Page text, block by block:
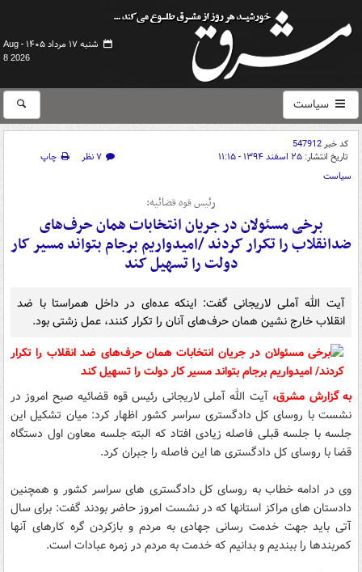
شنبه ۱۷ مرداد ۱۴۰۵ -
Aug
8 2026
سیاست
کد خبر547912
تاریخ انتشار: ۲۵ اسفند ۱۳۹۴ - ۱۱:۱۵ ۷ نظر
چاپ
سیاست
رئیس قوه قضائیه:
برخی مسئولان در جریان انتخابات همان حرف‌‌های
ضدانقلاب را تکرار کردند /امیدواریم برجام بتواند مسیر کار
دولت را تسهیل کند
آیت الله آملی لاریجانی گفت: اینکه عده‌ای در داخل همراستا با ضد
انقلاب خارج نشین همان حرف‌های آنان را تکرار کنند، عمل زشتی بود.
به گزارش مشرق، آیت الله آملی لاریجانی رئیس قوه قضائیه صبح امروز در
نشست با روسای کل دادگستری سراسر کشور اظهار کرد: میان تشکیل این
جلسه با جلسه قبلی فاصله زیادی افتاد که البته جلسه معاون اول دستگاه
قضا با روسای کل دادگستری ها این فاصله را جبران کرد.
وی در ادامه خطاب به روسای کل دادگستری های سراسر کشور و همچنین
دادستان های مراکز استانها که در نشست امروز حاضر بودند گفت: برای سال
آتی باید جهت خدمت رسانی جهادی به مردم و بازکردن گره کارهای آنها
کمربندها را ببندیم و بدانیم که خدمت به مردم در زمره عبادات است.